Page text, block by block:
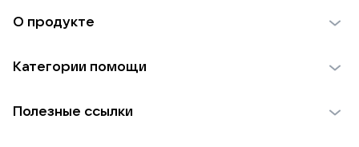
О продукте
Использование материалов
Категории помощи
Полезные ссылки